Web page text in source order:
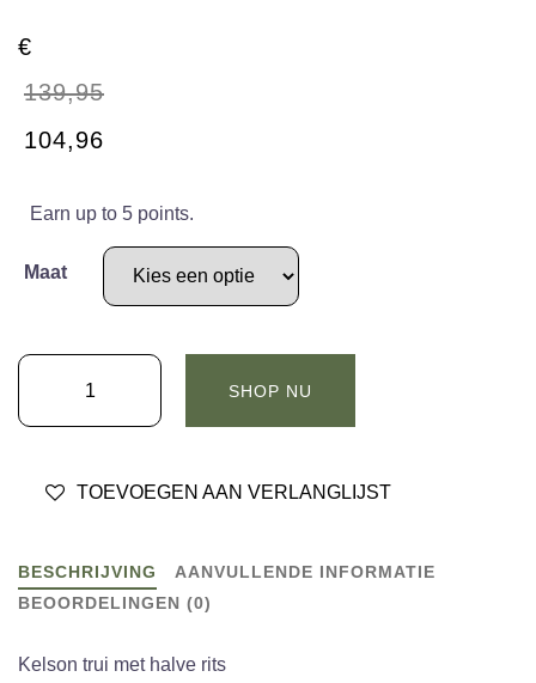
€
139,95
Oorspronkelijke
was:
€139,95.
104,96
is:
€104,96.
Earn up to 5 points.
Maat
BARBOUR
SWEATER
KNITTED
aantal
SHOP NU
TOEVOEGEN AAN VERLANGLIJST
BESCHRIJVING
AANVULLENDE INFORMATIE
BEOORDELINGEN (0)
Kelson trui met halve rits